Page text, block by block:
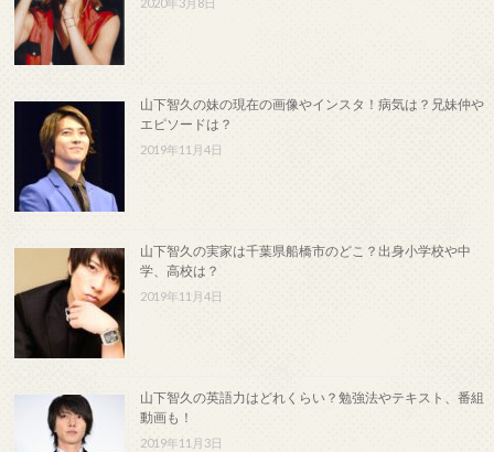
2020年3月8日
山下智久の妹の現在の画像やインスタ！病気は？兄妹仲や
エピソードは？
2019年11月4日
山下智久の実家は千葉県船橋市のどこ？出身小学校や中
学、高校は？
2019年11月4日
山下智久の英語力はどれくらい？勉強法やテキスト、番組
動画も！
2019年11月3日